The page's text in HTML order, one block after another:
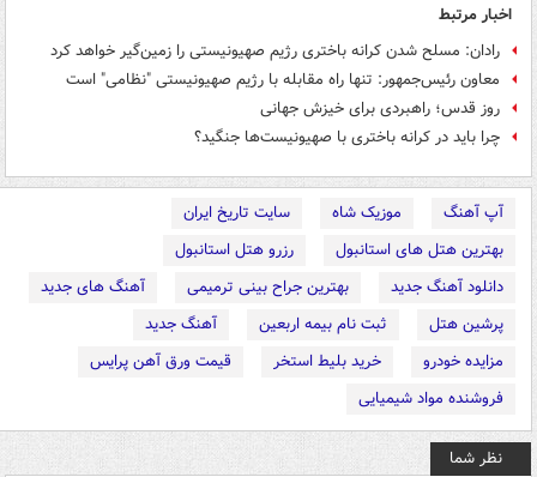
اخبار مرتبط
رادان: مسلح شدن کرانه باختری رژیم صهیونیستی را زمین‌گیر خواهد کرد
معاون رئیس‌جمهور: تنها راه مقابله با رژیم صهیونیستی "نظامی" است
روز قدس؛ راهبردی برای خیزش جهانی
چرا باید در کرانه باختری با صهیونیست‌ها جنگید؟
آپ آهنگ موزیک شاه
سایت تاریخ ایران
بهترین هتل های استانبول
رزرو هتل استانبول
دانلود آهنگ جدید
بهترین جراح بینی ترمیمی
آهنگ های جدید
پرشین هتل
ثبت نام بیمه اربعین
آهنگ جدید
مزایده خودرو
خرید بلیط استخر
قیمت ورق آهن پرایس
فروشنده مواد شیمیایی
نظر شما